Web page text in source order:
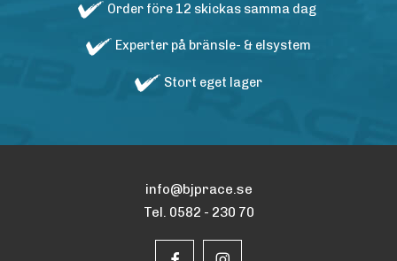
Order före 12 skickas samma dag
Experter på bränsle- & elsystem
Stort eget lager
info@bjprace.se
Tel. 0582 - 230 70